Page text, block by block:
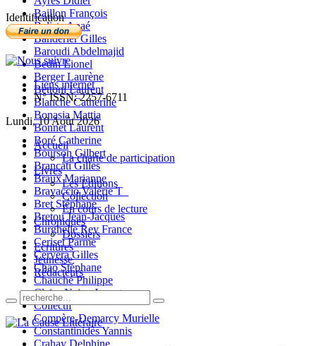
Baillon François
Balista Anaé
Banderier Gilles
Baroudi Abdelmajid
Bedin Lionel
Berger Laurène
Bettoni Laurent
Blanche Catherine
Bonasia Mattia
Bonnet Laurent
Boré Catherine
Bourson Gilbert
Brancati Gilles
Braux Marianne
Bravaccio Valérie T_
Bret Stéphane
Bretou Jean-Jacques
Burghelle Rey France
Ceriset Parme
Cervera Gilles
Chao Stéphane
Chauché Philippe
Claire-Neige Jaunet
Collectif
Compère-Demarcy Murielle
Constantinidès Yannis
Crahay Delphine
Identification
Liens internet
N° ISSN: 2257-6711
Lundi, 10 Août 2026
Accueil
La charte de participation
Livres
Les Editions
Collection
En cours de lecture
Chroniques
Dossiers
Ecritures
Jeunesse
Rédacteurs